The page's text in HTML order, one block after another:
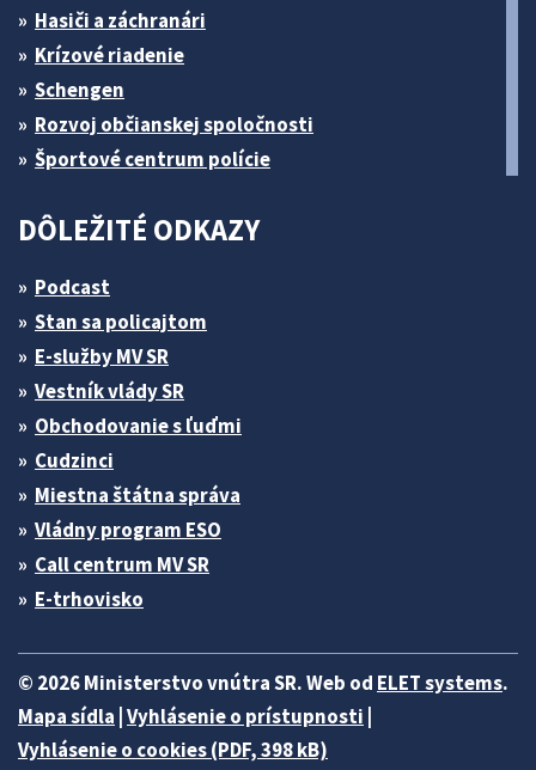
Hasiči a záchranári
Krízové riadenie
Schengen
Rozvoj občianskej spoločnosti
Športové centrum polície
DÔLEŽITÉ ODKAZY
Podcast
Stan sa policajtom
E-služby MV SR
Vestník vlády SR
Obchodovanie s ľuďmi
Cudzinci
Miestna štátna správa
Vládny program ESO
Call centrum MV SR
E-trhovisko
© 2026 Ministerstvo vnútra SR. Web od ELET systems.
Mapa sídla Vyhlásenie o prístupnosti
Vyhlásenie o cookies (PDF, 398 kB)